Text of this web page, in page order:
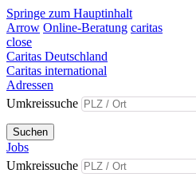
Springe zum Hauptinhalt
Arrow Online-Beratung caritas
close
Caritas Deutschland
Caritas international
Adressen
Umkreissuche
Suchen
Jobs
Umkreissuche